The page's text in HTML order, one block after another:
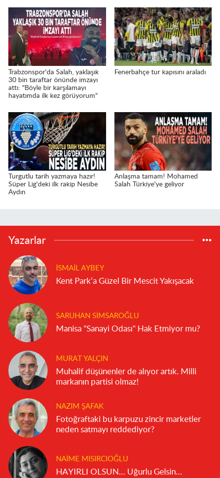
Trabzonspor'da Salah, yaklaşık
30 bin taraftar önünde imzayı
attı: "Böyle bir karşılamayı
hayatımda ilk kez görüyorum"
Fenerbahçe tur kapısını araladı
Turgutlu tarih yazmaya hazır!
Süper Lig'deki ilk rakip Nesibe
Aydın
Anlaşma tamam! Mohamed
Salah Türkiye'ye geliyor
Yazarlar
İSMAIL AYBEY
Kent Park’a Güzel Bir Mescit Yakışacak
SARUHAN SIMSAROĞLU
Manisa "Sanayi Odası" Hak Etmiyor mu?
MURAT YALÇIN
Muhalif düşünenler de alıyor artık. Milli
markanın partisi olmaz!
NAZIM ŞAFAK
Fotoğraftaki bu karpuzu zincir marketler
neden satmayı reddediyor?
NAIME MISIRCIOĞLU
HAYIRLI OLSUN… Uğurlu Gelsin…